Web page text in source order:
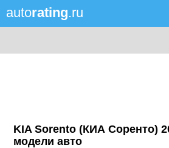
autorating.ru
KIA Sorento (КИА Соренто)
модели авто